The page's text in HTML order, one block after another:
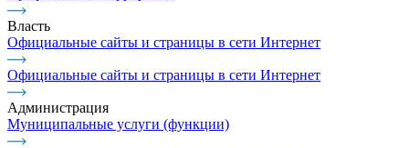
Власть
Официальные сайты и страницы в сети Интернет
Официальные сайты и страницы в сети Интернет
Администрация
Муниципальные услуги (функции)